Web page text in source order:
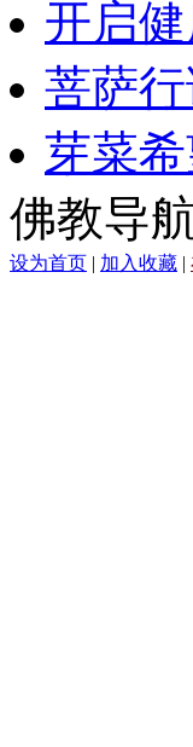
开启
菩萨
芽菜
佛教导
设为首页 | 加入收藏 |